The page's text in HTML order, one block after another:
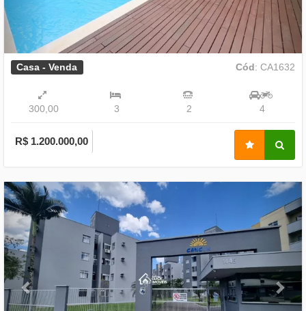
Casa - Venda Cód: CA1632
300,00 3 2 4
R$ 1.200.000,00
Previous